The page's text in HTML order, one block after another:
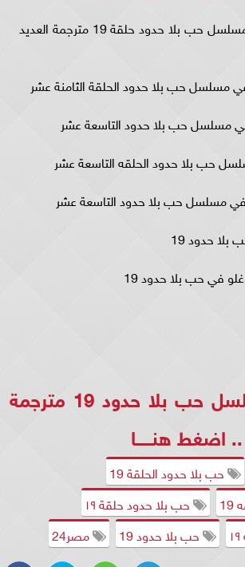
يشارك في بطولة مسلسل حب بلا حدود حلقة 19 مترجمة العديد
مسلسل حب بلا حدود الحلقة الثامنة عشر
في مسلسل حب بلا حدود التاسعة عشر
حب بلا حدود الحلقه التاسعة عشر
مسلسل حب بلا حدود التاسعة عشر
حدود 19
في حب بلا حدود 19
مشاهدة مسلسل حب بلا حدود 19 مترجمة
.. اضغطهنـــــا
حب بلا حدود الحلقة 19
حب بلا حدود حلقة ١٩
حب بلا حدود 19 مصر24